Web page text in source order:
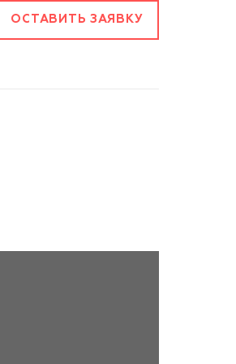
ОСТАВИТЬ ЗАЯВКУ